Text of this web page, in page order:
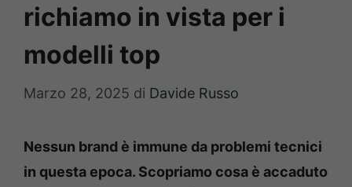
richiamo in vista per i
modelli top
Marzo 28, 2025 di Davide Russo
Nessun brand è immune da problemi tecnici
in questa epoca. Scopriamo cosa è accaduto